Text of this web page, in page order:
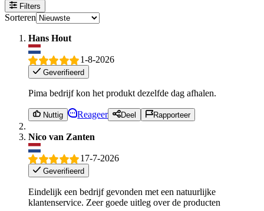
Filters
Sorteren
Hans Hout
1-8-2026
Geverifieerd
Pima bedrijf kon het produkt dezelfde dag afhalen.
Nuttig Reageer Deel Rapporteer
Nico van Zanten
17-7-2026
Geverifieerd
Eindelijk een bedrijf gevonden met een natuurlijke
klantenservice. Zeer goede uitleg over de producten